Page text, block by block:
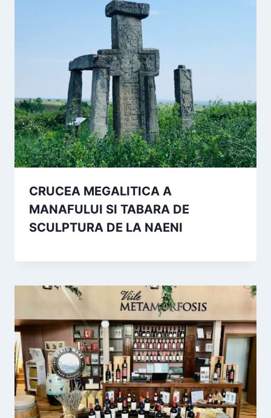
CRUCEA MEGALITICA A
MANAFULUI SI TABARA DE
SCULPTURA DE LA NAENI